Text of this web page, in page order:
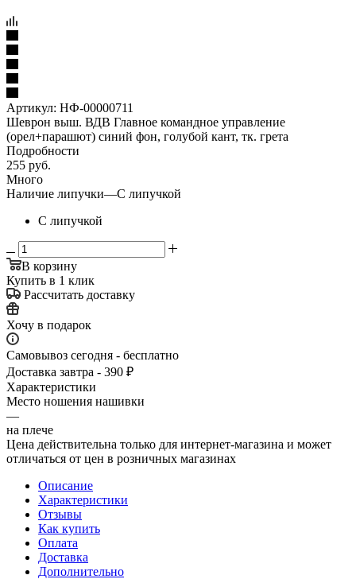
Артикул: НФ-00000711
Шеврон выш. ВДВ Главное командное управление
(орел+парашют) синий фон, голубой кант, тк. грета
Подробности
255 руб.
Много
Наличие липучки—С липучкой
С липучкой
В корзину
Купить в 1 клик
Рассчитать доставку
Хочу в подарок
Самовывоз сегодня - бесплатно
Доставка завтра - 390 ₽
Характеристики
Место ношения нашивки
—
на плече
Цена действительна только для интернет-магазина и может
отличаться от цен в розничных магазинах
Описание
Характеристики
Отзывы
Как купить
Оплата
Доставка
Дополнительно